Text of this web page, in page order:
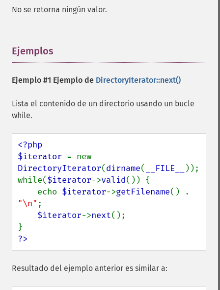
No se retorna ningún valor.
Ejemplos
Ejemplo #1 Ejemplo de DirectoryIterator::next()
Lista el contenido de un directorio usando un bucle
while.
<?php
$iterator
DirectoryIterator(dirname( __FILE__
));
while($iterator->valid()) {
    echo
$iterator->getFilename
"\n" ;
$iterator->next();
?>
Resultado del ejemplo anterior es similar a: